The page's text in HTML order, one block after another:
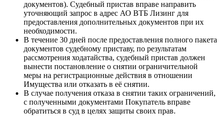
документов). Судебный пристав вправе направить
уточняющий запрос в адрес АО ВТБ Лизинг для
предоставления дополнительных документов при их
необходимости.
В течение 30 дней после предоставления полного пакета
документов судебному приставу, по результатам
рассмотрения ходатайства, судебный пристав должен
вынести постановление о снятии ограничительной
меры на регистрационные действия в отношении
Имущества или отказать в её снятии.
В случае получения отказа в снятии таких ограничений,
с полученными документами Покупатель вправе
обратиться в суд в целях защиты своих прав.